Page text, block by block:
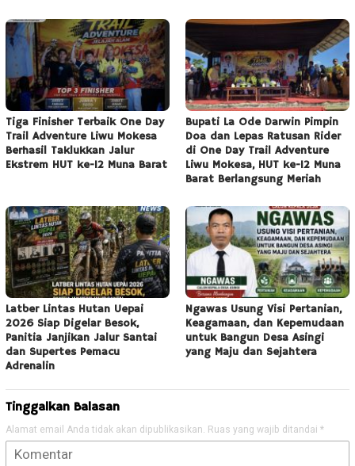
Tiga Finisher Terbaik One Day
Trail Adventure Liwu Mokesa
Berhasil Taklukkan Jalur
Ekstrem HUT ke-12 Muna Barat
Bupati La Ode Darwin Pimpin
Doa dan Lepas Ratusan Rider
di One Day Trail Adventure
Liwu Mokesa, HUT ke-12 Muna
Barat Berlangsung Meriah
Latber Lintas Hutan Uepai
2026 Siap Digelar Besok,
Panitia Janjikan Jalur Santai
dan Supertes Pemacu
Adrenalin
Ngawas Usung Visi Pertanian,
Keagamaan, dan Kepemudaan
untuk Bangun Desa Asingi
yang Maju dan Sejahtera
Tinggalkan Balasan
Alamat email Anda tidak akan dipublikasikan. Ruas yang wajib ditandai *